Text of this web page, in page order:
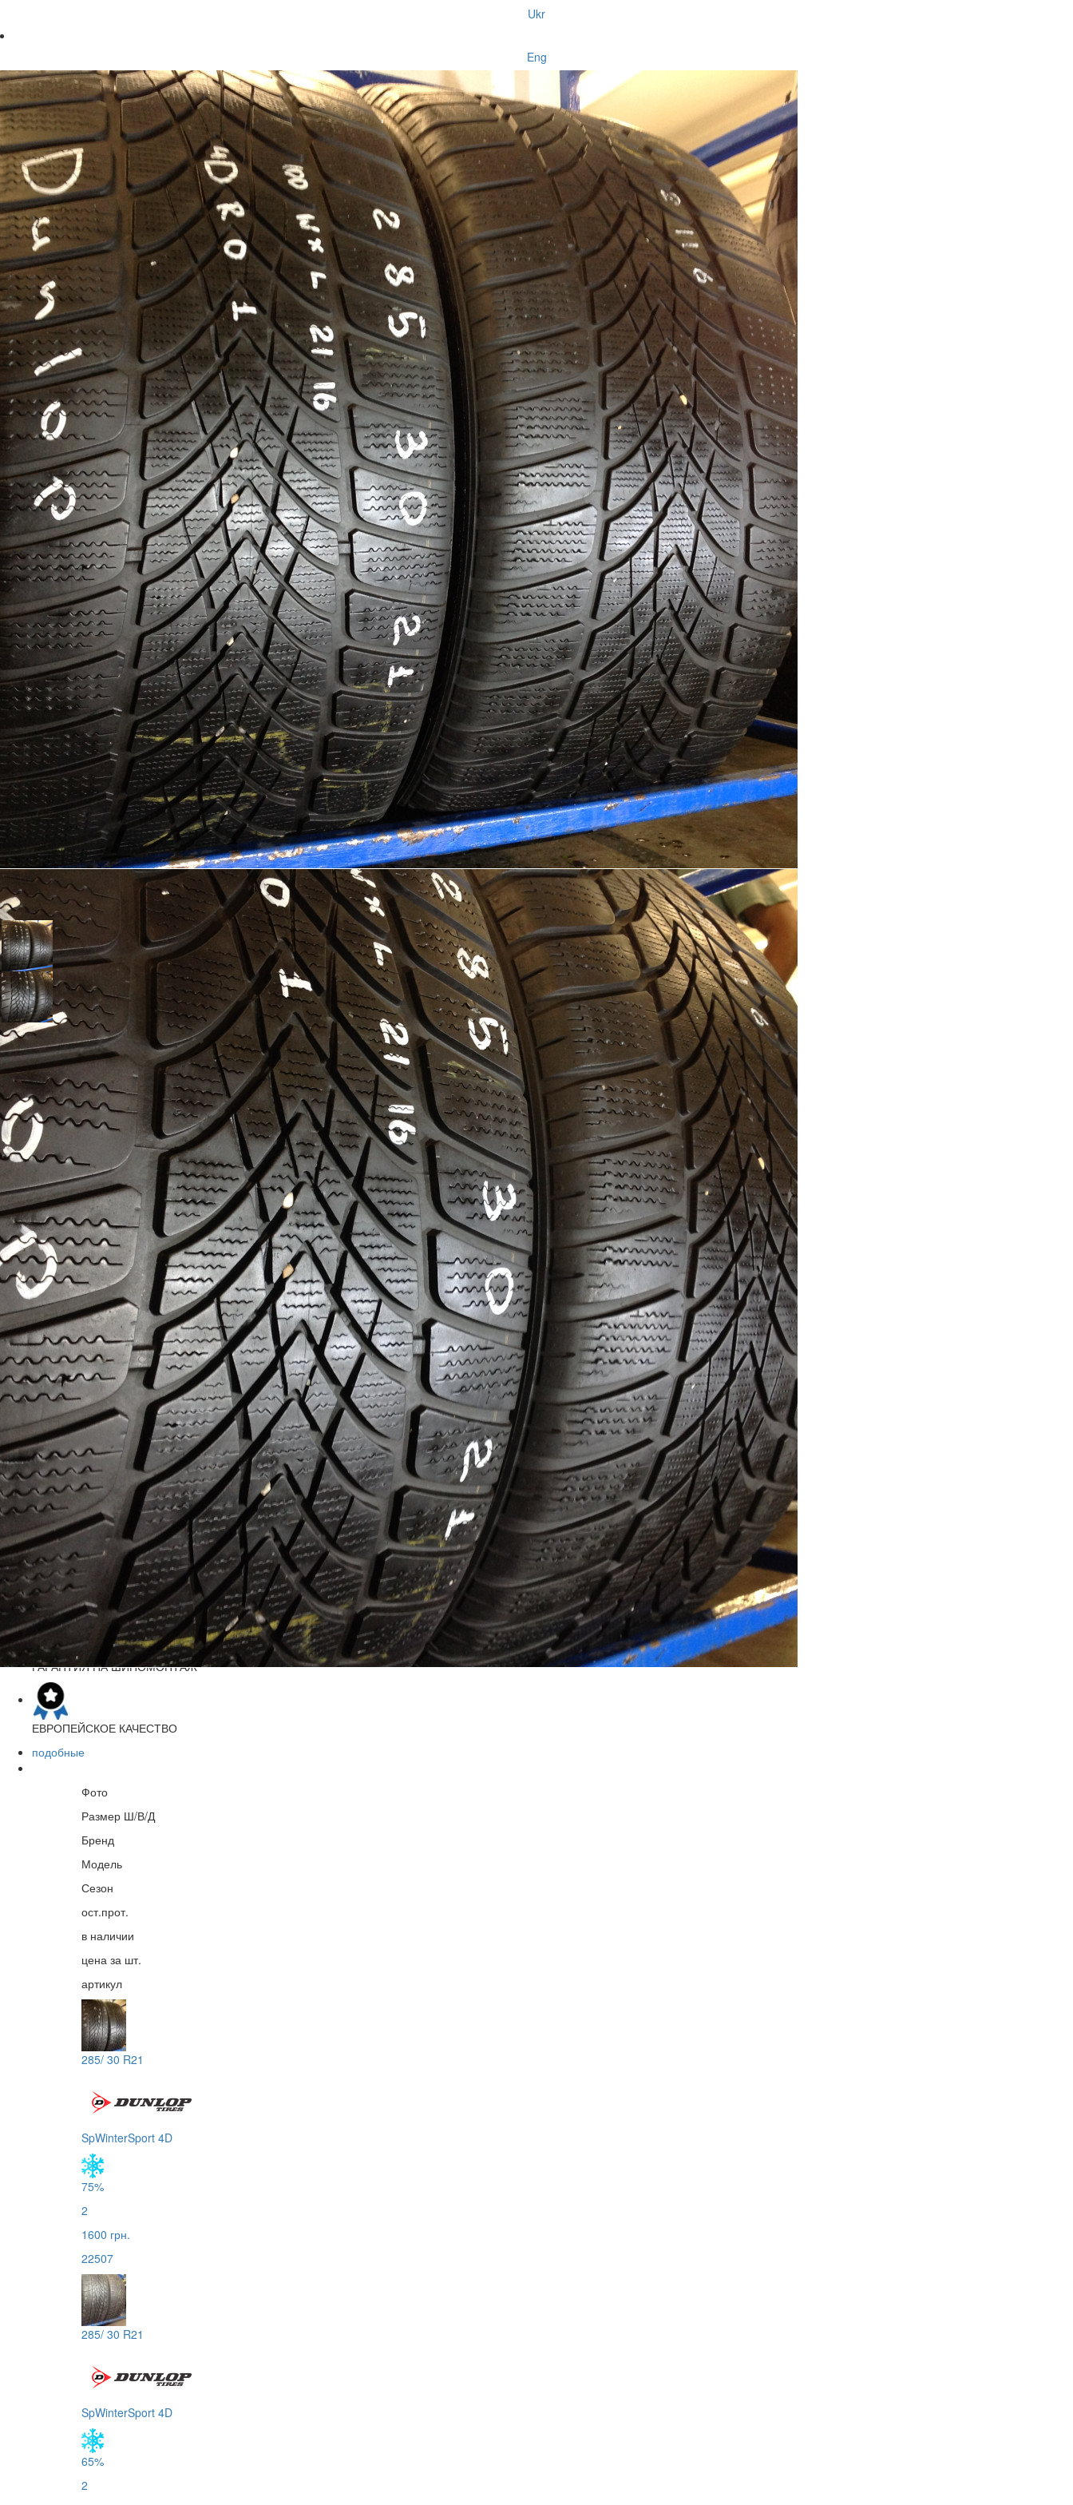
Ukr
Eng
Шины Dunlop 285/30/21
Сезонность
Радиус
21
Ширина
285
Профиль
30
Остаток протектора
75%
Бренд
Модель
SpWinterSport 4D
Количество
2
Индекс скорости
100W
Цена за шт.:
1800 грн.
На складе: 2
заказать
ДОСТАВКА ПО УКРАИНЕ«НОВАЯ ПОЧТА»
ГАРАНТИЯНА ШИНОМОНТАЖ
ЕВРОПЕЙСКОЕ КАЧЕСТВО
подобные
Фото
Размер Ш/В/Д
Бренд
Модель
Сезон
ост.прот.
в наличии
цена за шт.
артикул
285/ 30 R21
SpWinterSport 4D
75%
2
1600 грн.
22507
285/ 30 R21
SpWinterSport 4D
65%
2